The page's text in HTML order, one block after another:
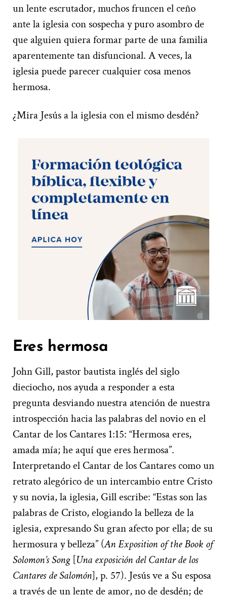
un lente escrutador, muchos fruncen el ceño
ante la iglesia con sospecha y puro asombro de
que alguien quiera formar parte de una familia
aparentemente tan disfuncional. A veces, la
iglesia puede parecer cualquier cosa menos
hermosa.
¿Mira Jesús a la iglesia con el mismo desdén?
Eres hermosa
John Gill, pastor bautista inglés del siglo
dieciocho, nos ayuda a responder a esta
pregunta desviando nuestra atención de nuestra
introspección hacia las palabras del novio en el
Cantar de los Cantares 1:15: “Hermosa eres,
amada mía; he aquí que eres hermosa”.
Interpretando el Cantar de los Cantares como un
retrato alegórico de un intercambio entre Cristo
y su novia, la iglesia, Gill escribe: “Estas son las
palabras de Cristo, elogiando la belleza de la
iglesia, expresando Su gran afecto por ella; de su
hermosura y belleza” (An Exposition of the Book of
Solomon’s Song[Una exposición del Cantar de los
Cantares de Salomón], p. 57). Jesús ve a Su esposa
a través de un lente de amor, no de desdén; de